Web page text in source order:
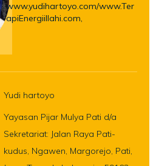
www.yudihartoyo.com/www.Ter
apiEnergiillahi.com,
Yudi hartoyo
Yayasan Pijar Mulya Pati d/a
Sekretariat: Jalan Raya Pati-
kudus, Ngawen, Margorejo, Pati,